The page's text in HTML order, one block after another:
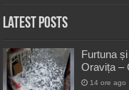
Latest Posts
Furtuna
Oravița –
14 ore ago